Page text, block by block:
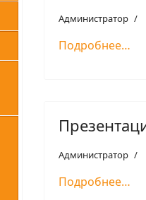
Администратор
Подробнее…
Администратор
Подробнее…